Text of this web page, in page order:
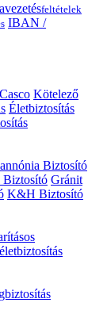
feltételek
IBAN /
Casco Kötelező
Életbiztosítás
Biztosító
Biztosító Gránit
K&H Biztosító